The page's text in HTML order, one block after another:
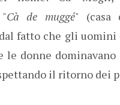
Cà de muggé" (casa
fatto che gli uomini
le donne
il ritorno dei